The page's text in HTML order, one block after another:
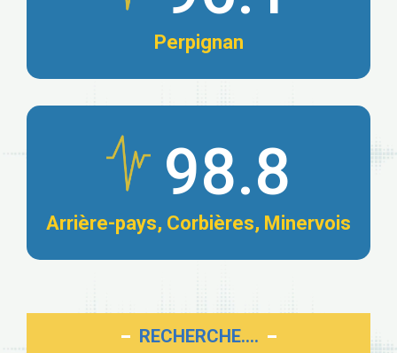
Perpignan
98.8
Arrière-pays, Corbières, Minervois
RECHERCHE….